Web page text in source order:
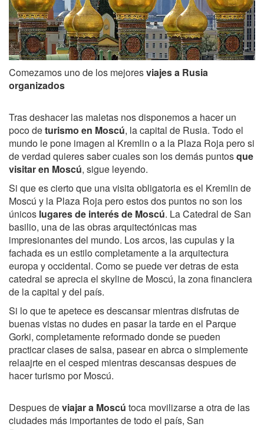
Comezamos uno de los mejoresviajes a Rusia
organizados
Tras deshacer las maletas nos disponemos a hacer un
poco deturismo en Moscú, la capital de Rusia. Todo el
mundo le pone imagen al Kremlin o a la Plaza Roja pero si
de verdad quieres saber cuales son los demás puntosque
visitar en Moscú, sigue leyendo.
Si que es cierto que una visita obligatoria es el Kremlin de
Moscú y la Plaza Roja pero estos dos puntos no son los
únicos lugares de interésde Moscú. La Catedral de San
basilio, una de las obras arquitectónicas mas
impresionantes del mundo. Los arcos, las cupulas y la
fachada es un estilo completamente a la arquitectura
europa y occidental. Como se puede ver detras de esta
catedral se aprecia el skyline de Moscú, la zona financiera
de la capital y del país.
Si lo que te apetece es descansar mientras disfrutas de
buenas vistas no dudes en pasar la tarde en el Parque
Gorki, completamente reformado donde se pueden
practicar clases de salsa, pasear en abrca o simplemente
relaajrte en el cesped mientras descansas despues de
hacer turismo por Moscú.
Despues deviajar a Moscú toca movilizarse a otra de las
ciudades más importantes de todo el país, San